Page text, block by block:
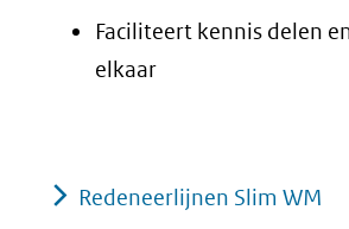
Faciliteert kennis delen
elkaar
Redeneerlijnen Slim WM